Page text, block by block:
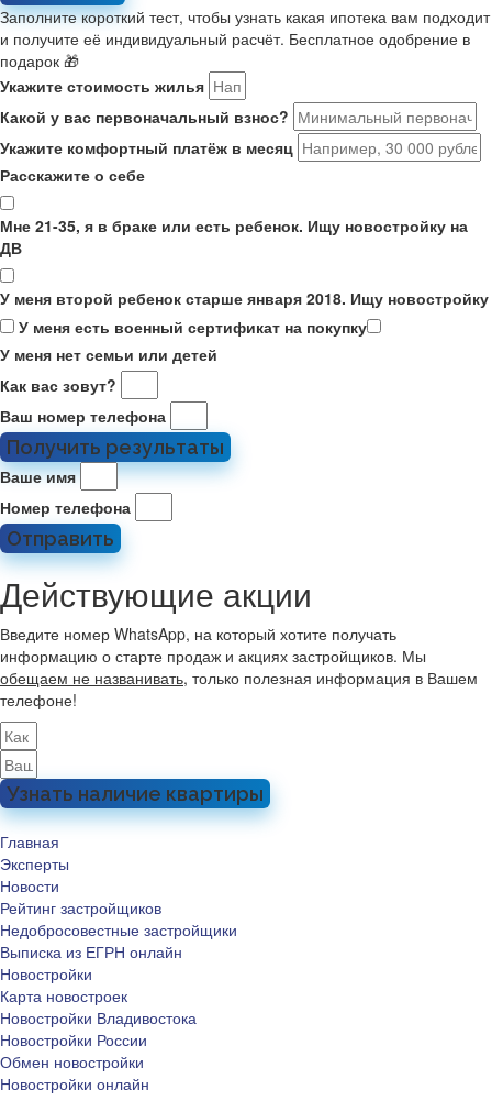
Заполните короткий тест, чтобы узнать какая ипотека вам подходит
и получите её индивидуальный расчёт. Бесплатное одобрение в
подарок 🎁
Укажите стоимость жилья
Какой у вас первоначальный взнос?
Укажите комфортный платёж в месяц
Расскажите о себе
Мне 21-35, я в браке или есть ребенок. Ищу новостройку на
ДВ
У меня второй ребенок старше января 2018. Ищу новостройку
У меня есть военный сертификат на покупку
У меня нет семьи или детей
Как вас зовут?
Ваш номер телефона
Получить результаты
Ваше имя
Номер телефона
Отправить
Действующие акции
Введите номер WhatsApp, на который хотите получать
информацию о старте продаж и акциях застройщиков. Мы
обещаем не названивать, только полезная информация в Вашем
телефоне!
Узнать наличие квартиры
Главная
Эксперты
Новости
Рейтинг застройщиков
Недобросовестные застройщики
Выписка из ЕГРН онлайн
Новостройки
Карта новостроек
Новостройки Владивостока
Новостройки России
Обмен новостройки
Новостройки онлайн